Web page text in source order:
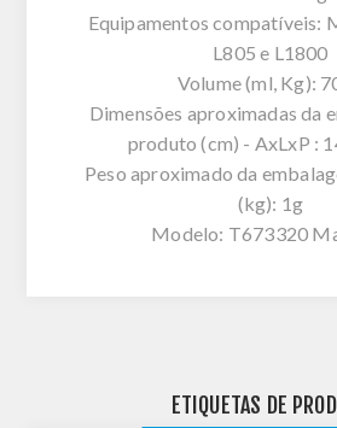
Equipamentos compatíveis:
L805 e L1800
Volume (ml, Kg):
Dimensões aproximadas da
produto (cm) - AxLxP :
Peso aproximado da
(kg): 1g
Modelo: T673320
ETIQUETAS DE